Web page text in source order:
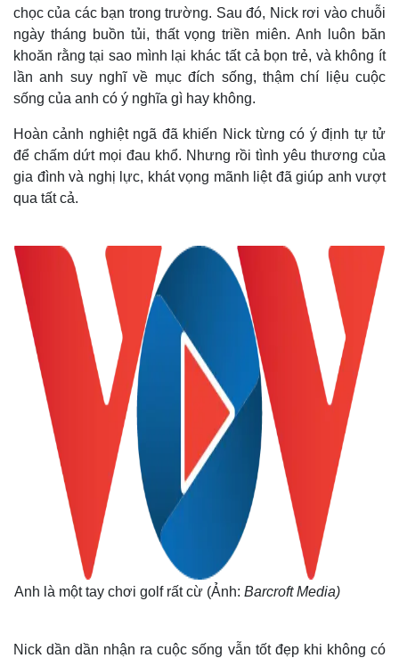
chọc của các bạn trong trường. Sau đó, Nick rơi vào chuỗi
ngày tháng buồn tủi, thất vọng triền miên. Anh luôn băn
khoăn rằng tại sao mình lại khác tất cả bọn trẻ, và không ít
lần anh suy nghĩ về mục đích sống, thậm chí liệu cuộc
sống của anh có ý nghĩa gì hay không.
Hoàn cảnh nghiệt ngã đã khiến Nick từng có ý định tự tử
để chấm dứt mọi đau khổ. Nhưng rồi tình yêu thương của
gia đình và nghị lực, khát vọng mãnh liệt đã giúp anh vượt
qua tất cả.
Anh là một tay chơi golf rất cừ (Ảnh: Barcroft Media)
Nick dần dần nhận ra cuộc sống vẫn tốt đẹp khi không có